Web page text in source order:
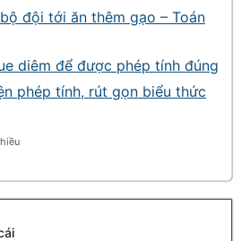
đội tới ăn thêm gạo – Toán
diêm để được phép tính đúng
phép tính, rút gọn biểu thức